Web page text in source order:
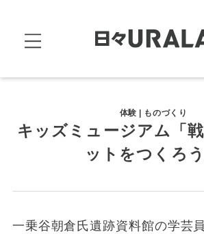
体験 | ものづくり
キッズミュージアム「
ットをつくろう
一乗谷朝倉氏遺跡資料館の学芸